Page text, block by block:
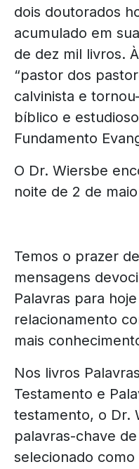
dois doutorados
acumulado em
de dez mil livros.
“pastor dos
calvinista e
bíblico e
Fundamento
O Dr. Wiersbe
noite de 2 de
Temos o prazer
mensagens
Palavras para
relacionamento
mais
Nos livros
Testamento e
testamento, o Dr.
palavras-chave
selecionado